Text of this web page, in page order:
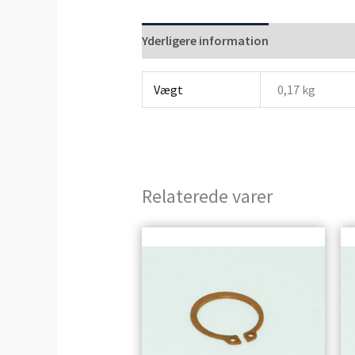
Yderligere information
Vægt 0,17 kg
Relaterede varer